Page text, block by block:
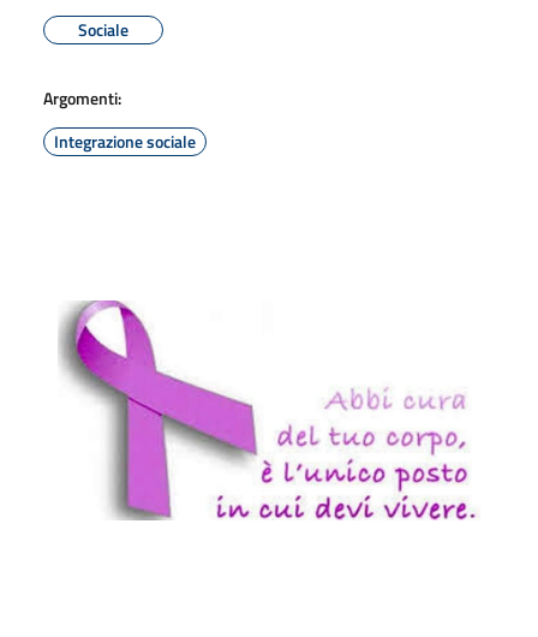
Sociale
Argomenti:
Integrazione sociale